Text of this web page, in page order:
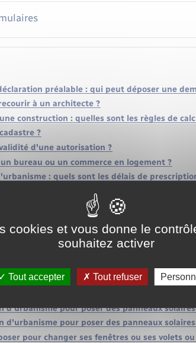
préalable : qui peut déposer une
à un architecte ?
construction : quelles sont les règles de
?
d'une autorisation ?
bureau ou un commerce en logement ?
: quels sont les délais de
construire une clôture ?
d'urbanisme pour creuser une cave ?
sous-sol en logement pour le louer ?
d'alignement individuel ?
d'un garde-corps ?
d'urbanisme pour installer un abri de jardin ?
pour poser des panneaux solaires
d'urbanisme pour poser des panneaux
pour changer ses fenêtres ou ses volets
cookies et vous donne le
souhaitez activer
Tout accepter Tout refuser